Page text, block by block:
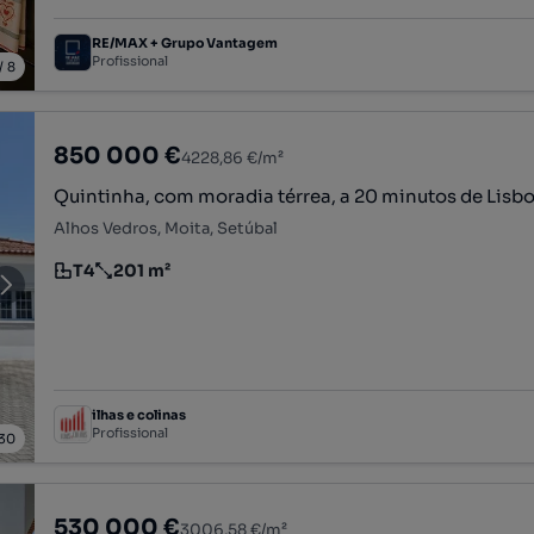
8
RE/MAX + Grupo Vantagem
Profissional
850 000 €4228,86 €/m²
Quintinha, com moradia térrea, a 20 minutos de
Alhos Vedros, Moita, Setúbal
Tipologia
T4
Preço por metro quadrado
201 m²
ilhas e colinas
Profissional
530 000 €3006,58 €/m²